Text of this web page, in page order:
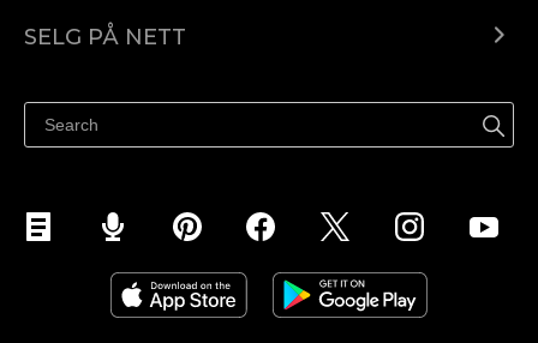
Pris
SELG PÅ NETT
Selg på Facebook
Selg på Instagram